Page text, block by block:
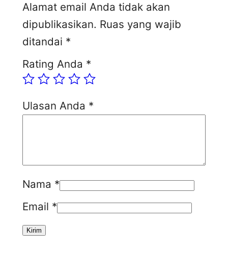
Alamat email Anda tidak akan
dipublikasikan. Ruas yang wajib
ditandai *
Rating Anda *
Ulasan Anda *
Nama *
Email *